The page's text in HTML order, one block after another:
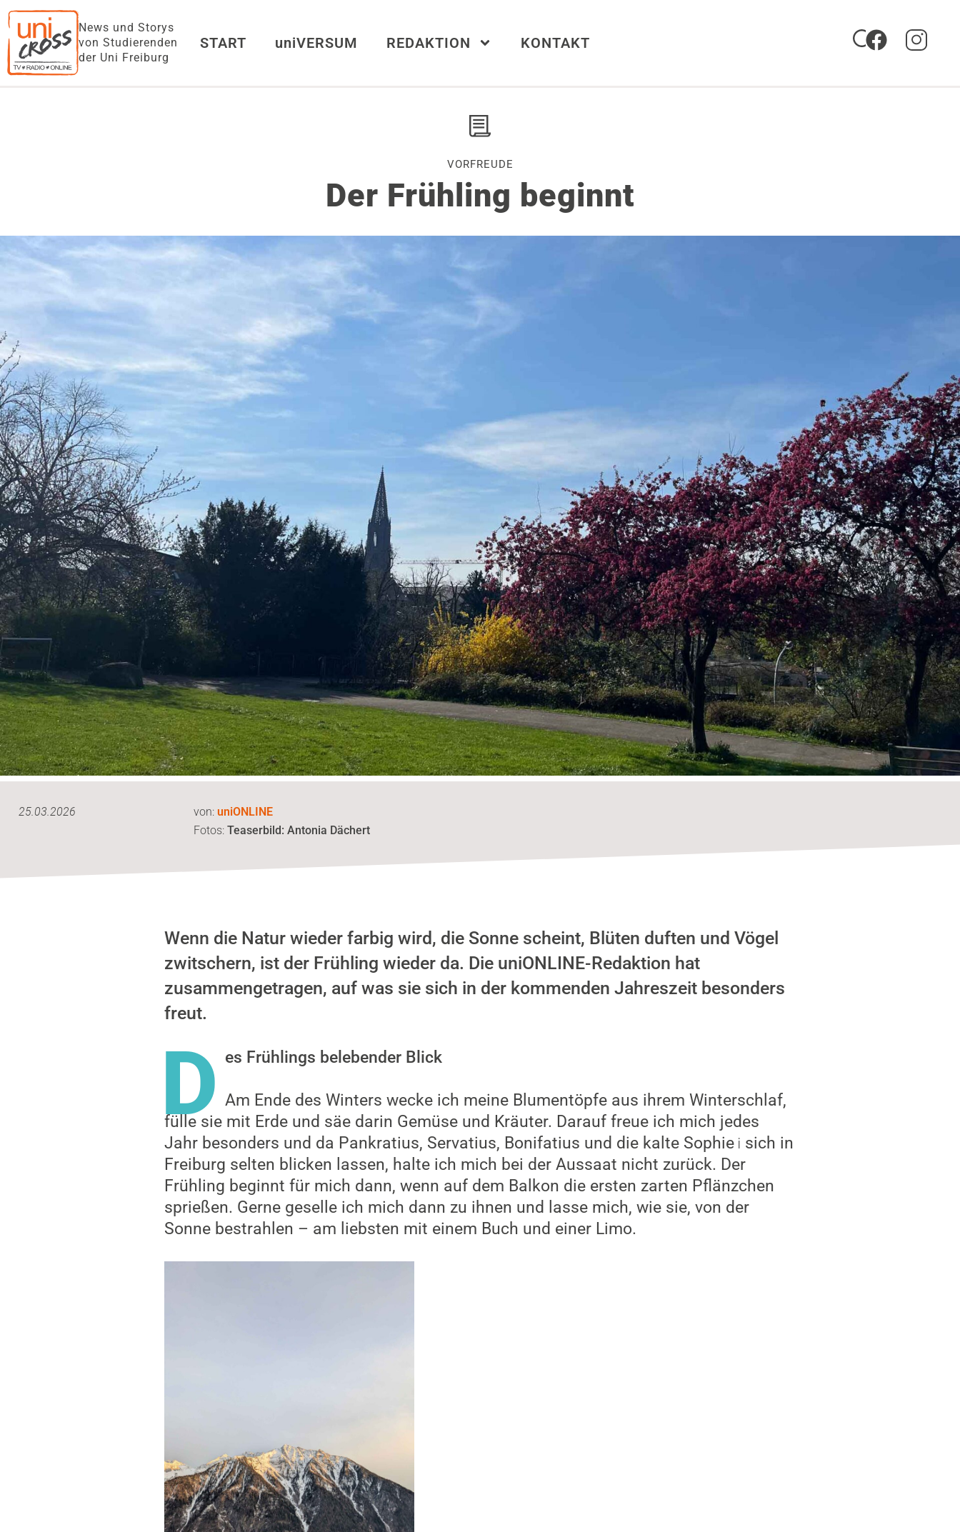
News und Storys
von Studierenden
der Uni Freiburg
START uniVERSUM REDAKTION KONTAKT
VORFREUDE
Der Frühling beginnt
25.03.2026 von:uniONLINE
Fotos:Teaserbild: Antonia Dächert
Wenn die Natur wieder farbig wird, die Sonne scheint, Blüten duften und Vögel
zwitschern, ist der Frühling wieder da. Die uniONLINE-Redaktion hat
zusammengetragen, auf was sie sich in der kommenden Jahreszeit besonders
freut.
D es Frühlings belebender Blick
Am Ende des Winters wecke ich meine Blumentöpfe aus ihrem Winterschlaf,
fülle sie mit Erde und säe darin Gemüse und Kräuter. Darauf freue ich mich jedes
Jahr besonders und da Pankratius, Servatius, Bonifatius und die kalte Sophie
sich in
Freiburg selten blicken lassen, halte ich mich bei der Aussaat nicht zurück. Der
Frühling beginnt für mich dann, wenn auf dem Balkon die ersten zarten Pflänzchen
sprießen. Gerne geselle ich mich dann zu ihnen und lasse mich, wie sie, von der
Sonne bestrahlen – am liebsten mit einem Buch und einer Limo.